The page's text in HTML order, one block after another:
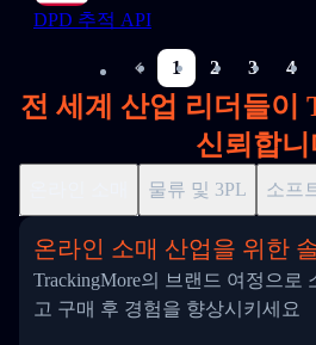
DPD 추적 API
1 2 3 4
전 세계 산업 리더들이
신뢰합니
물류 및 3PL 소프
온라인 소매 산업을 위한
TrackingMore의 브랜드 여정으로
고 구매 후 경험을 향상시키세요